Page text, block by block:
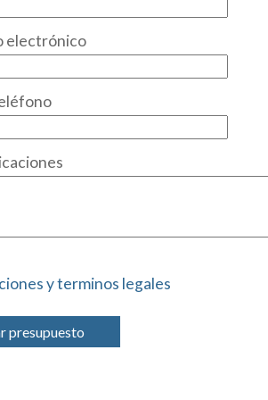
electrónico
y terminos legales
presupuesto